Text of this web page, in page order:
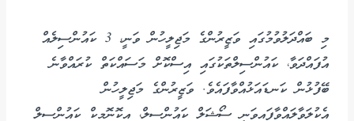
މި ބައްދަލުވުމުގައި ވަޒީރުންގެ މަޖިލީހުން ވަނީ، 3 ކައުންސިލެއް
އުފައްދަވާ، ކައުންސިލްތަކުގައި އިސްކޮށް މަސައްކަތް ކުރައްވާނެ
ބޭފުޅުން ކަނޑައަޅުއްވާފައެވެ. ވަޒީރުންގެ މަޖިލީހުން
އެކުލަވާލައްވާފައިވަނީ ސޯޝަލް ކައުންސިލް، އިކޮނޮމިކް ކައުންސިލް